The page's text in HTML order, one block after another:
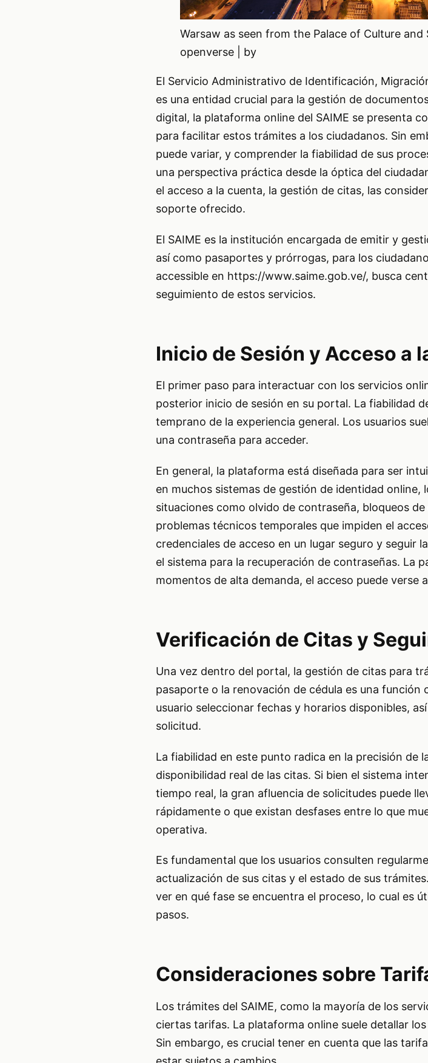
Warsaw as seen from the Palace of Culture and
openverse | by
El Servicio Administrativo de Identificación,
es una entidad crucial para la gestión de
digital, la plataforma online del SAIME se presenta
para facilitar estos trámites a los ciudadanos. Sin
puede variar, y comprender la fiabilidad de sus
una perspectiva práctica desde la óptica del
el acceso a la cuenta, la gestión de citas, las
soporte ofrecido.
El SAIME es la institución encargada de emitir y
así como pasaportes y prórrogas, para los
accessible en https://www.saime.gob.ve/, busca
seguimiento de estos servicios.
Inicio de Sesión y Acceso a
El primer paso para interactuar con los servicios
posterior inicio de sesión en su portal. La fiabilidad
temprano de la experiencia general. Los usuarios
una contraseña para acceder.
En general, la plataforma está diseñada para ser
en muchos sistemas de gestión de identidad online,
situaciones como olvido de contraseña, bloqueos
problemas técnicos temporales que impiden el
credenciales de acceso en un lugar seguro y seguir
el sistema para la recuperación de contraseñas. La
momentos de alta demanda, el acceso puede verse
Verificación de Citas y
Una vez dentro del portal, la gestión de citas para
pasaporte o la renovación de cédula es una función
usuario seleccionar fechas y horarios disponibles,
solicitud.
La fiabilidad en este punto radica en la precisión de
disponibilidad real de las citas. Si bien el sistema
tiempo real, la gran afluencia de solicitudes puede
rápidamente o que existan desfases entre lo que
operativa.
Es fundamental que los usuarios consulten
actualización de sus citas y el estado de sus
ver en qué fase se encuentra el proceso, lo cual es
pasos.
Consideraciones sobre
Los trámites del SAIME, como la mayoría de los
ciertas tarifas. La plataforma online suele detallar
Sin embargo, es crucial tener en cuenta que las